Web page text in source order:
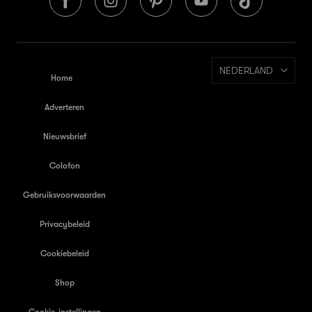
Home
Adverteren
Nieuwsbrief
Colofon
Gebruiksvoorwaarden
Privacybeleid
Cookiebeleid
Shop
NEDERLAND